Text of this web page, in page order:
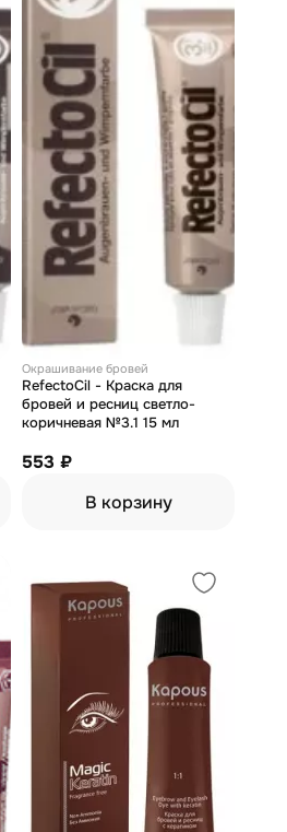
Окрашивание бровей
RefectoCil - Краска для
бровей и ресниц светло-
коричневая №3.1 15 мл
553 ₽
В корзину